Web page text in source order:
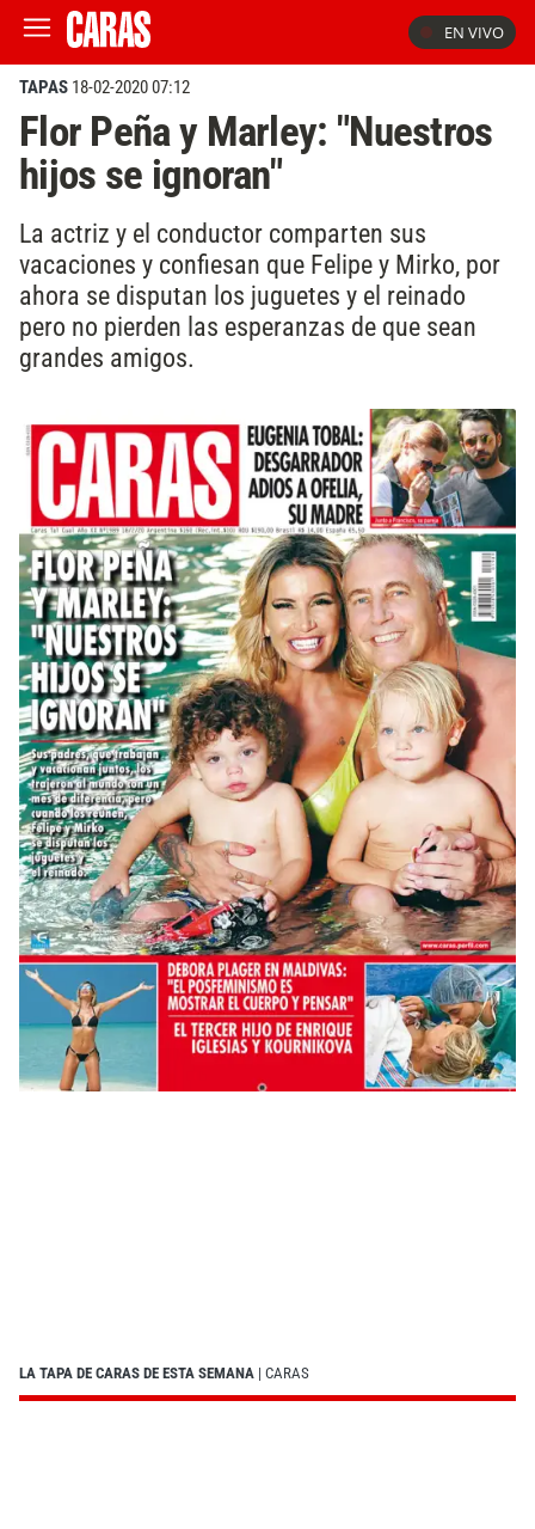
EN VIVO
TAPAS 18-02-2020 07:12
Flor Peña y Marley: "Nuestros
hijos se ignoran"
La actriz y el conductor comparten sus
vacaciones y confiesan que Felipe y Mirko, por
ahora se disputan los juguetes y el reinado
pero no pierden las esperanzas de que sean
grandes amigos.
LA TAPA DE CARAS DE ESTA SEMANA | CARAS